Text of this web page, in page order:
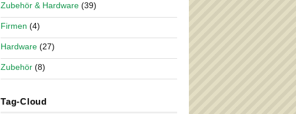
Zubehör & Hardware (39)
Firmen (4)
Hardware (27)
Zubehör (8)
Tag-Cloud